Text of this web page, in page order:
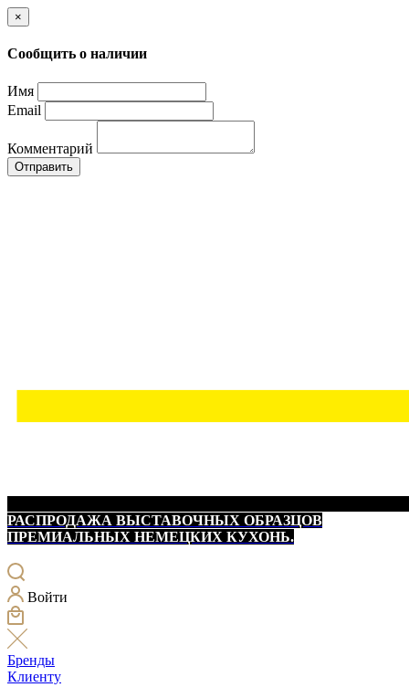
×
Сообщить о наличии
Имя
Email
Комментарий
Отправить
РАСПРОДАЖА ВЫСТАВОЧНЫХ ОБРАЗЦОВ
ПРЕМИАЛЬНЫХ НЕМЕЦКИХ КУХОНЬ.
Войти
Бренды
Клиенту